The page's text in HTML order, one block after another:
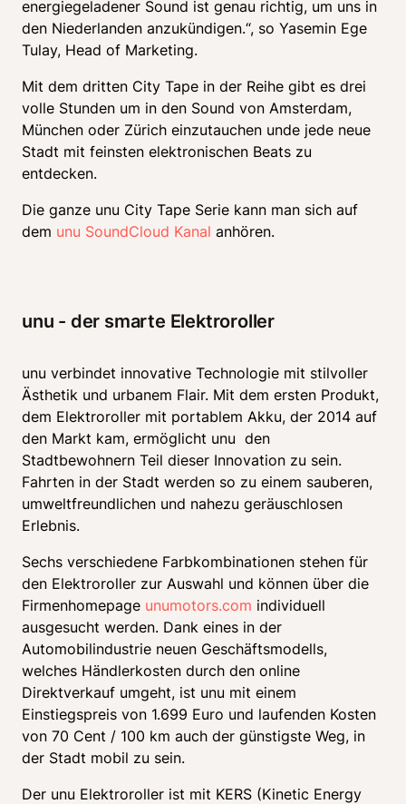
energiegeladener Sound ist genau richtig, um uns in
den Niederlanden anzukündigen.“, so Yasemin Ege
Tulay, Head of Marketing.
Mit dem dritten City Tape in der Reihe gibt es drei
volle Stunden um in den Sound von Amsterdam,
München oder Zürich einzutauchen unde jede neue
Stadt mit feinsten elektronischen Beats zu
entdecken.
Die ganze unu City Tape Serie kann man sich auf
dem unu SoundCloud Kanal anhören.
unu - der smarte Elektroroller
unu verbindet innovative Technologie mit stilvoller
Ästhetik und urbanem Flair. Mit dem ersten Produkt,
dem Elektroroller mit portablem Akku, der 2014 auf
den Markt kam, ermöglicht unu  den
Stadtbewohnern Teil dieser Innovation zu sein.
Fahrten in der Stadt werden so zu einem sauberen,
umweltfreundlichen und nahezu geräuschlosen
Erlebnis.
Sechs verschiedene Farbkombinationen stehen für
den Elektroroller zur Auswahl und können über die
Firmenhomepage unumotors.com individuell
ausgesucht werden. Dank eines in der
Automobilindustrie neuen Geschäftsmodells,
welches Händlerkosten durch den online
Direktverkauf umgeht, ist unu mit einem
Einstiegspreis von 1.699 Euro und laufenden Kosten
von 70 Cent / 100 km auch der günstigste Weg, in
der Stadt mobil zu sein.
Der unu Elektroroller ist mit KERS (Kinetic Energy